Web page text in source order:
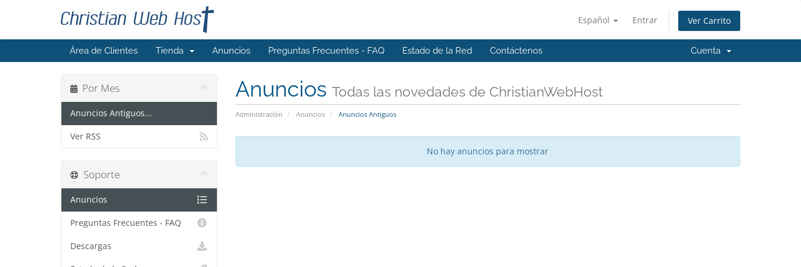
Español Entrar Ver Carrito
Área de Clientes Tienda Anuncios Preguntas Frecuentes - FAQ Estado de la Red Contáctenos Cuenta
Anuncios Todas las novedades de ChristianWebHost
Administración Anuncios Anuncios Antiguos
Por Mes
Anuncios Antiguos...
Ver RSS
No hay anuncios para mostrar
Soporte
Anuncios
Preguntas Frecuentes - FAQ
Descargas